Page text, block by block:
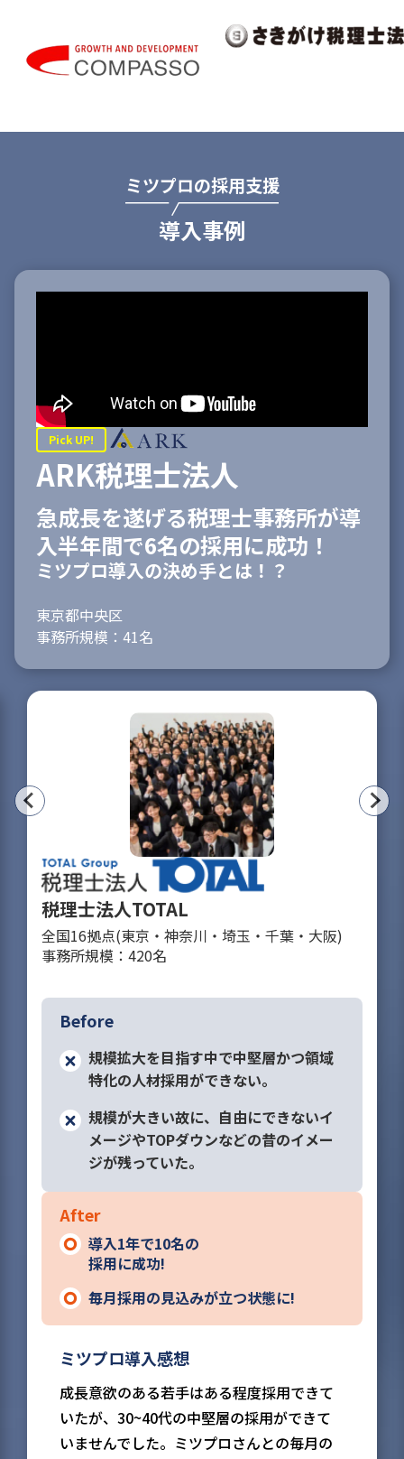
ミツプロの採用支援
導入事例
Pick UP!
ARK税理士法人
急成長を遂げる税理士事務所が導
入半年間で6名の採用に成功！
ミツプロ導入の決め手とは！？
東京都中央区
事務所規模：41名
税理士法人TOTAL
全国16拠点(東京・神奈川・埼玉・千葉・大阪)
事務所規模：420名
Before
規模拡大を目指す中で中堅層かつ領域
特化の人材採用ができない。
規模が大きい故に、自由にできないイ
メージやTOPダウンなどの昔のイメー
ジが残っていた。
After
導入1年で10名の
採用に成功!
毎月採用の見込みが立つ状態に!
ミツプロ導入感想
成長意欲のある若手はある程度採用できて
いたが、30~40代の中堅層の採用ができて
いませんでした。ミツプロさんとの毎月の